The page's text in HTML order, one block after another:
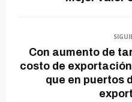
Con aumento de
costo de
que en puertos